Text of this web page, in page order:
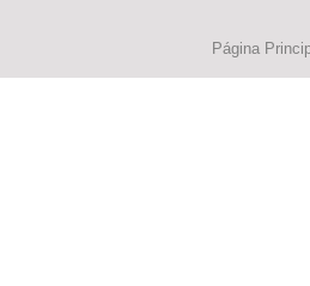
Página